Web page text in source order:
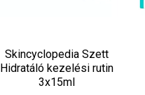
Skincyclopedia Szett
Hidratáló kezelési rutin
3x15ml